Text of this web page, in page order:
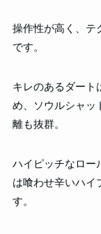
操作性が高く、テ
です。
キレのあるダート
め、ソウルシャッ
離も抜群。
ハイピッチなロー
は喰わせ辛いハイ
す。